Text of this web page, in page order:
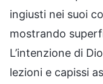
ingiusti nei suoi
mostrando
L’intenzione di
lezioni e capissi